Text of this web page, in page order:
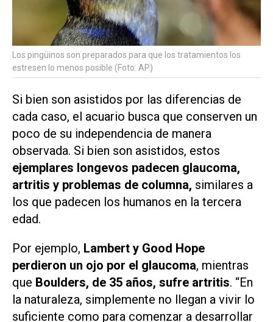
Los pingüinos son preparados para que los tratamientos los
estresen lo menos posible (Foto: AP)
Si bien son asistidos por las diferencias de
cada caso, el acuario busca que conserven un
poco de su independencia de manera
observada. Si bien son asistidos, estos
ejemplares longevos padecen glaucoma,
artritis y problemas de columna, similares a
los que padecen los humanos en la tercera
edad.
Por ejemplo, Lambert y Good Hope
perdieron un ojo por el glaucoma, mientras
que Boulders, de 35 años, sufre artritis. “En
la naturaleza, simplemente no llegan a vivir lo
suficiente como para comenzar a desarrollar